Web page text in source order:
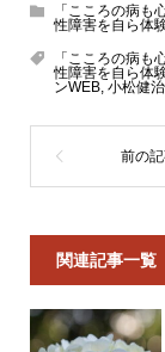
「こころの病
性障害を自ら
「こころの病
性障害を自ら体
ンWEB, 小松健治
関連記事一覧